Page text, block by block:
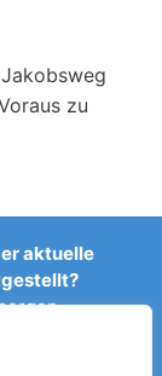
zu
aktuelle
oder
aktuell zu